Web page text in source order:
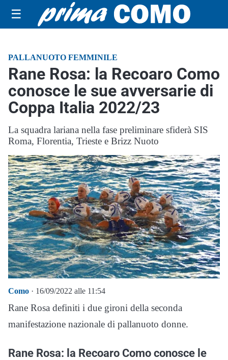
☰
PALLANUOTO FEMMINILE
Rane Rosa: la Recoaro Como
conosce le sue avversarie di
Coppa Italia 2022/23
La squadra lariana nella fase preliminare sfiderà SIS
Roma, Florentia, Trieste e Brizz Nuoto
Como · 16/09/2022 alle 11:54
Rane Rosa definiti i due gironi della seconda
manifestazione nazionale di pallanuoto donne.
Rane Rosa: la Recoaro Como conosce le